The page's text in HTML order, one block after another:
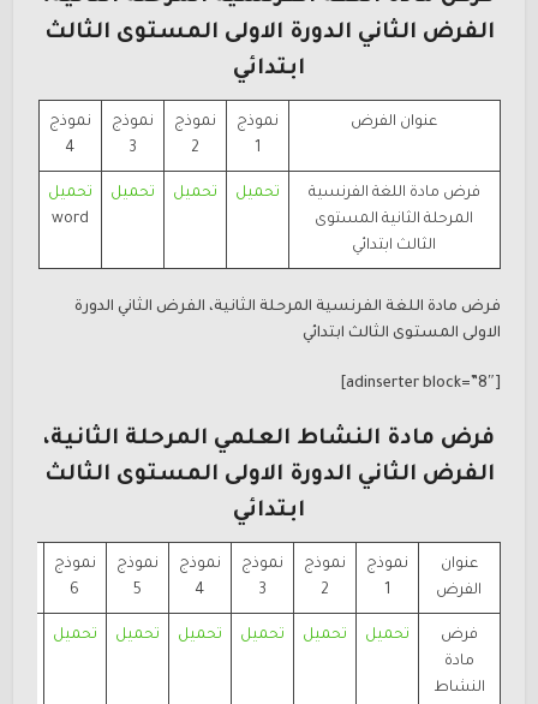
الفرض الثاني الدورة الاولى المستوى الثالث
ابتدائي
عنوان الفرض
نموذج
1
نموذج
2
نموذج
3
نموذج
4
فرض مادة اللغة الفرنسية
المرحلة الثانية المستوى
الثالث ابتدائي
تحميل تحميل تحميل
تحميل
word
فرض مادة اللغة الفرنسية المرحلة الثانية، الفرض الثاني الدورة
الاولى المستوى الثالث ابتدائي
فرض مادة النشاط العلمي المرحلة الثانية،
الفرض الثاني الدورة الاولى المستوى الثالث
ابتدائي
عنوان
الفرض
نموذج
1
نموذج
2
نموذج
3
نموذج
4
نموذج
5
نموذج
6
فرض
مادة
النشاط
تحميل تحميل تحميل تحميل تحميل تحميل